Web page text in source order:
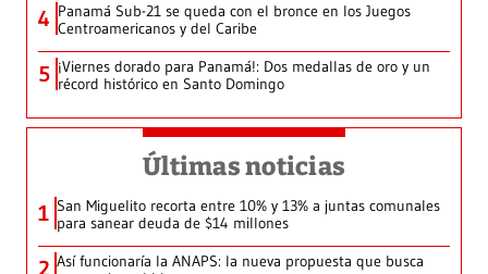
4 Panamá Sub-21 se queda con el bronce en los Juegos
Centroamericanos y del Caribe
5 ¡Viernes dorado para Panamá!: Dos medallas de oro y un
récord histórico en Santo Domingo
Últimas noticias
1 San Miguelito recorta entre 10% y 13% a juntas comunales
para sanear deuda de $14 millones
Así funcionaría la ANAPS: la nueva propuesta que busca